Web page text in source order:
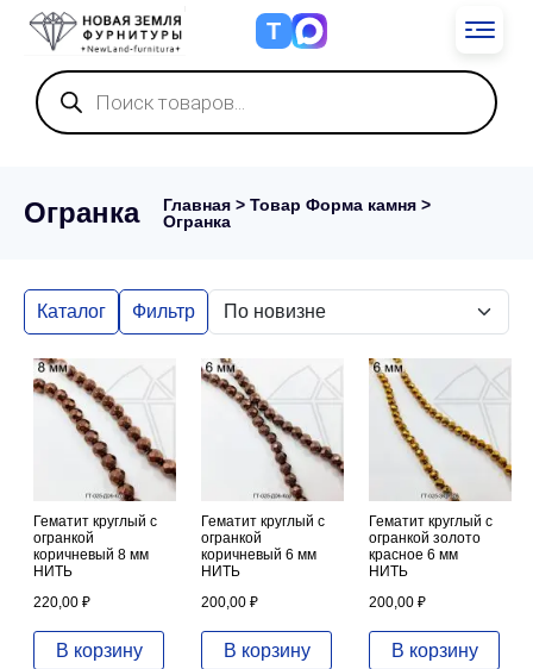
Т
Поиск
товаров
Главная > Товар Форма камня >
Огранка
Огранка
Каталог Фильтр
Гематит круглый с
огранкой
коричневый 8 мм
НИТЬ
220,00 ₽
В корзину
Гематит круглый с
огранкой
коричневый 6 мм
НИТЬ
200,00 ₽
В корзину
Гематит круглый с
огранкой золото
красное 6 мм
НИТЬ
200,00 ₽
В корзину